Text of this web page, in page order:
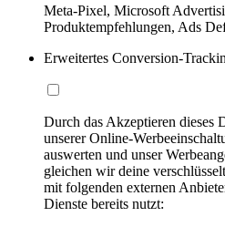
Meta-Pixel, Microsoft
Produktempfehlungen, Ads
Erweitertes Conversion-
Durch das Akzeptieren dieses
unserer Online-
auswerten und unser
gleichen wir deine
mit folgenden externen
Dienste bereits nutzt: